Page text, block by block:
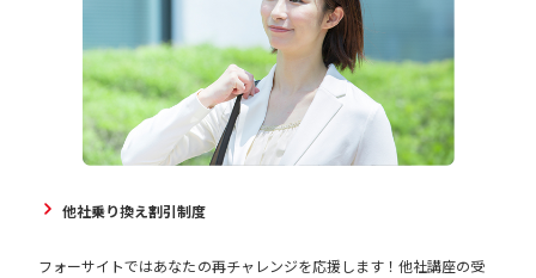
他社乗り換え割引制度
フォーサイトではあなたの再チャレンジを応援します！他社講座の受